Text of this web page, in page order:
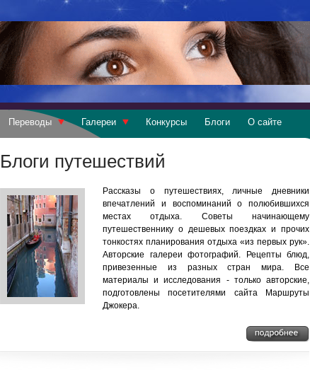
Переводы Галереи Конкурсы Блоги О сайте
Блоги путешествий
Рассказы о путешествиях, личные дневники
впечатлений и воспоминаний о полюбившихся
местах отдыха. Советы начинающему
путешественнику о дешевых поездках и прочих
тонкостях планирования отдыха «из первых рук».
Авторские галереи фотографий. Рецепты блюд,
привезенные из разных стран мира. Все
материалы и исследования - только авторские,
подготовлены посетителями сайта Маршруты
Джокера.